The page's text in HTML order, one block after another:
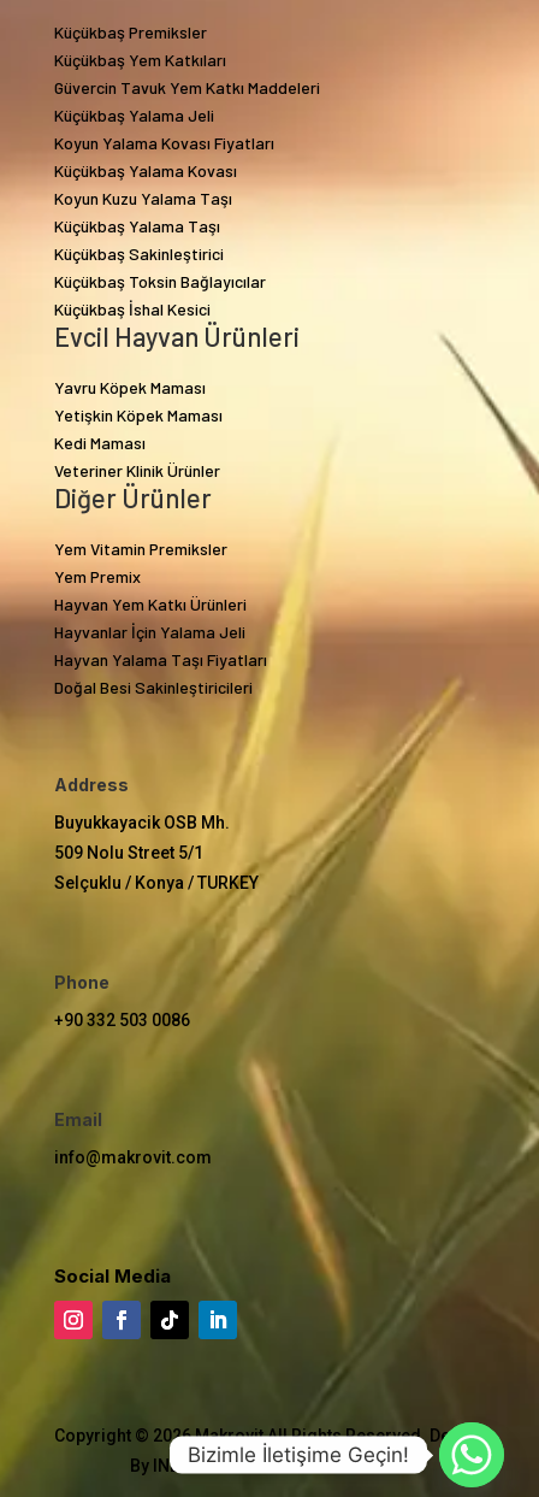
Küçükbaş Premiksler
Küçükbaş Yem Katkıları
Güvercin Tavuk Yem Katkı Maddeleri
Küçükbaş Yalama Jeli
Koyun Yalama Kovası Fiyatları
Küçükbaş Yalama Kovası
Koyun Kuzu Yalama Taşı
Küçükbaş Yalama Taşı
Küçükbaş Sakinleştirici
Küçükbaş Toksin Bağlayıcılar
Küçükbaş İshal Kesici
Evcil Hayvan Ürünleri
Yavru Köpek Maması
Yetişkin Köpek Maması
Kedi Maması
Veteriner Klinik Ürünler
Diğer Ürünler
Yem Vitamin Premiksler
Yem Premix
Hayvan Yem Katkı Ürünleri
Hayvanlar İçin Yalama Jeli
Hayvan Yalama Taşı Fiyatları
Doğal Besi Sakinleştiricileri
Address
Buyukkayacik OSB Mh.
509 Nolu Street 5/1
Selçuklu / Konya / TURKEY
Phone
+90 332 503 0086
Email
info@makrovit.com
Social Media
Copyright © 2026 Makrovit All Rights Reserved. Design
By INDUSTRIAL TECHNICAL AGENCY
Bizimle İletişime Geçin!